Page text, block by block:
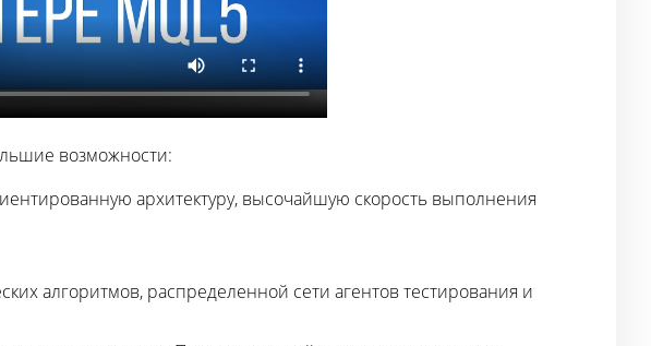
возможности:
архитектуру, высочайшую скорость выполнения
алгоритмов, распределенной сети агентов тестирования и